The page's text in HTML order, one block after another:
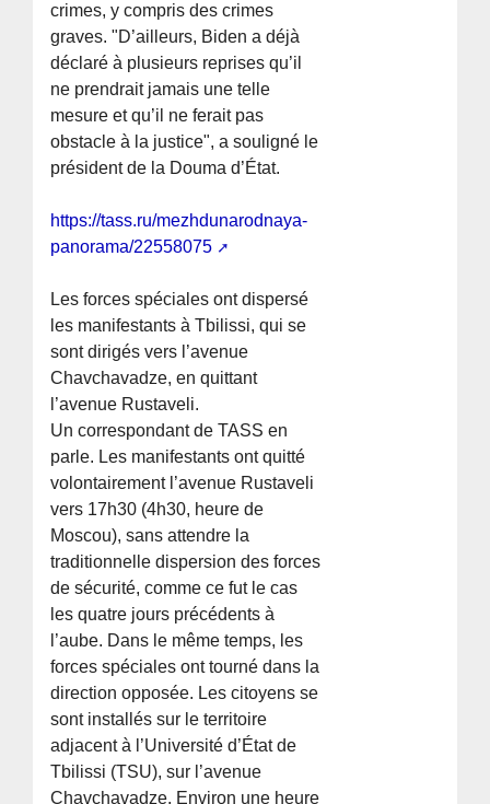
crimes, y compris des crimes
graves. "D’ailleurs, Biden a déjà
déclaré à plusieurs reprises qu’il
ne prendrait jamais une telle
mesure et qu’il ne ferait pas
obstacle à la justice", a souligné le
président de la Douma d’État.
https://tass.ru/mezhdunarodnaya-
panorama/22558075
Les forces spéciales ont dispersé
les manifestants à Tbilissi, qui se
sont dirigés vers l’avenue
Chavchavadze, en quittant
l’avenue Rustaveli.
Un correspondant de TASS en
parle. Les manifestants ont quitté
volontairement l’avenue Rustaveli
vers 17h30 (4h30, heure de
Moscou), sans attendre la
traditionnelle dispersion des forces
de sécurité, comme ce fut le cas
les quatre jours précédents à
l’aube. Dans le même temps, les
forces spéciales ont tourné dans la
direction opposée. Les citoyens se
sont installés sur le territoire
adjacent à l’Université d’État de
Tbilissi (TSU), sur l’avenue
Chavchavadze. Environ une heure